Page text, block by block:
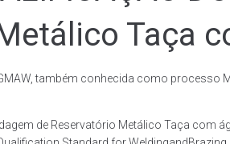
Taça
também conhecida como
de Reservatório Metálico Taça com